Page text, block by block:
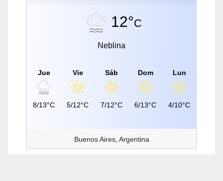
12°C
Neblina
Jue
8/13°C
Vie
5/12°C
Sáb
7/12°C
Dom
6/13°C
Lun
4/10°C
Buenos Aires, Argentina